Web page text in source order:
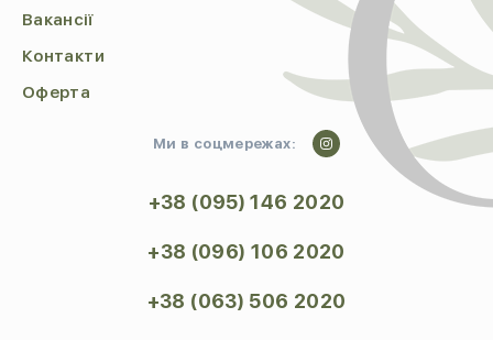
Вакансії
Контакти
Оферта
Ми в соцмережах:
+38 (095) 146 2020
+38 (096) 106 2020
+38 (063) 506 2020